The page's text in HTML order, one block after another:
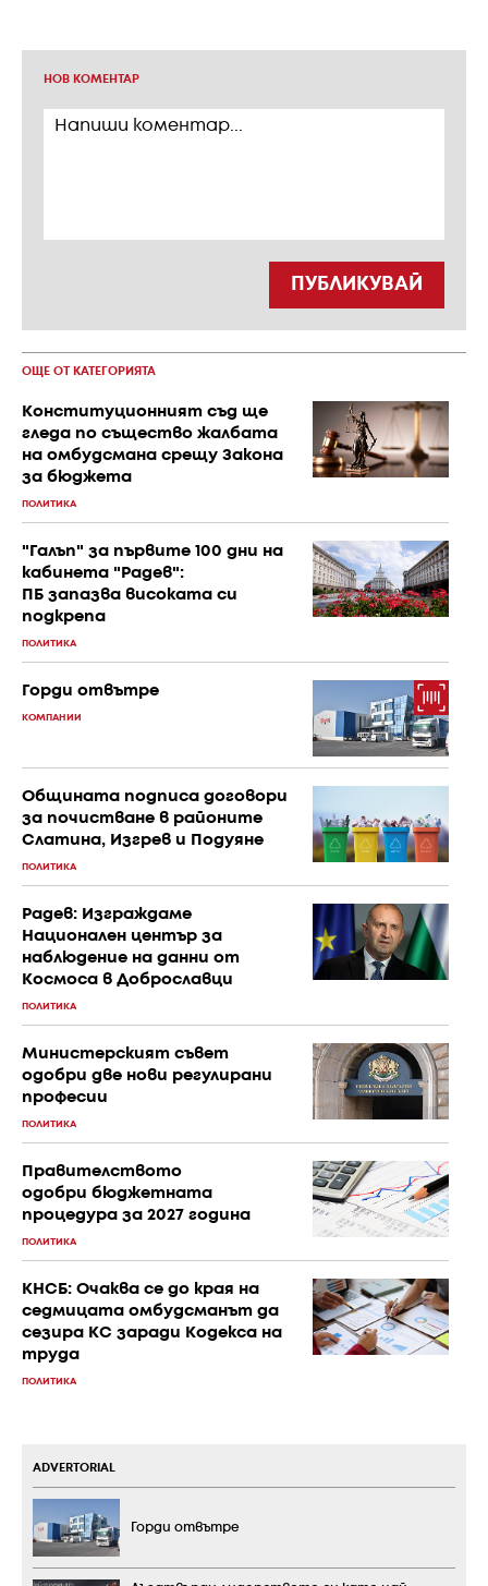
НОВ КОМЕНТАР
ПУБЛИКУВАЙ
ОЩЕ ОТ КАТЕГОРИЯТА
Конституционният съд ще
гледа по същество жалбата
на омбудсмана срещу Закона
за бюджета
ПОЛИТИКА
"Галъп" за първите 100 дни на
кабинета "Радев":
ПБ запазва високата си
подкрепа
ПОЛИТИКА
Горди отвътре
КОМПАНИИ
Общината подписа договори
за почистване в районите
Слатина, Изгрев и Подуяне
ПОЛИТИКА
Радев: Изграждаме
Национален център за
наблюдение на данни от
Космоса в Доброславци
ПОЛИТИКА
Министерският съвет
одобри две нови регулирани
професии
ПОЛИТИКА
Правителството
одобри бюджетната
процедура за 2027 година
ПОЛИТИКА
КНСБ: Очаква се до края на
седмицата омбудсманът да
сезира КС заради Кодекса на
труда
ПОЛИТИКА
ADVERTORIAL
Горди отвътре